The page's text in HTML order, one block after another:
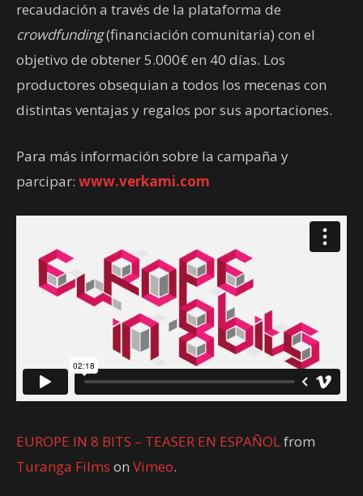
recaudación a través de la plataforma de
crowdfunding(financiación comunitaria) con el
objetivo de obtener 5.000€ en 40 días. Los
productores obsequian a todos los mecenas con
distintas ventajas y regalos por sus aportaciones.
Para más información sobre la campaña y
parcipar: www.verkami.com
EUROPE IN 8 BITS – TEASER EN ESPAÑOLfrom
Turanga Films on Vimeo.